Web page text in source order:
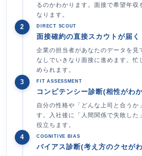
るのかわかります。面接で希望年収
なります。
2 DIRECT SCOUT
面接確約の直接スカウトが届く
企業の担当者があなたのデータを見
なしでいきなり面接に進めます。忙
められます。
3 FIT ASSESSMENT
コンピテンシー診断(相性がわ
自分の性格や「どんな上司と合うか
す。入社後に「人間関係で失敗した
役立ちます。
4 COGNITIVE BIAS
バイアス診断(考え方のクセが